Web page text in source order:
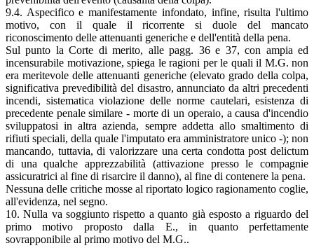
9.4. Aspecifico e manifestamente infondato, infine, risulta l'ultimo
motivo, con il quale il ricorrente si duole del mancato
riconoscimento delle attenuanti generiche e dell'entità della pena.
Sul punto la Corte di merito, alle pagg. 36 e 37, con ampia ed
incensurabile motivazione, spiega le ragioni per le quali il M.G. non
era meritevole delle attenuanti generiche (elevato grado della colpa,
significativa prevedibilità del disastro, annunciato da altri precedenti
incendi, sistematica violazione delle norme cautelari, esistenza di
precedente penale similare - morte di un operaio, a causa d'incendio
sviluppatosi in altra azienda, sempre addetta allo smaltimento di
rifiuti speciali, della quale l'imputato era amministratore unico -); non
mancando, tuttavia, di valorizzare una certa condotta post delictum
di una qualche apprezzabilità (attivazione presso le compagnie
assicuratrici al fine di risarcire il danno), al fine di contenere la pena.
Nessuna delle critiche mosse al riportato logico ragionamento coglie,
all'evidenza, nel segno.
10. Nulla va soggiunto rispetto a quanto già esposto a riguardo del
primo motivo proposto dalla E., in quanto perfettamente
sovrapponibile al primo motivo del M.G..